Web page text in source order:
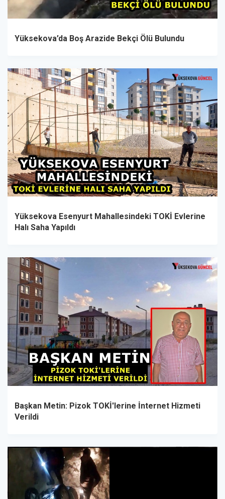
Yüksekova’da Boş Arazide Bekçi Ölü Bulundu
Yüksekova Esenyurt Mahallesindeki TOKİ Evlerine
Halı Saha Yapıldı
Başkan Metin: Pizok TOKİ'lerine İnternet Hizmeti
Verildi